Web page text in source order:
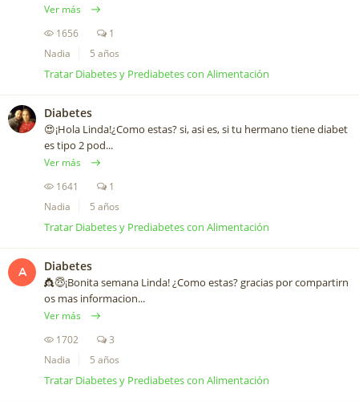
Ver más
1656
1
Nadia
5 años
Tratar Diabetes y Prediabetes con Alimentación
Diabetes
😍¡Hola Linda!¿Como estas? si, asi es, si tu hermano tiene diabet
es tipo 2 pod...
Ver más
1641
1
Nadia
5 años
Tratar Diabetes y Prediabetes con Alimentación
A Diabetes
👸😇¡Bonita semana Linda! ¿Como estas? gracias por compartirn
os mas informacion...
Ver más
1702
3
Nadia
5 años
Tratar Diabetes y Prediabetes con Alimentación